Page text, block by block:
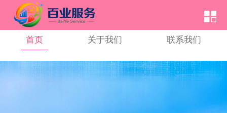
首页 关于我们 联系我们